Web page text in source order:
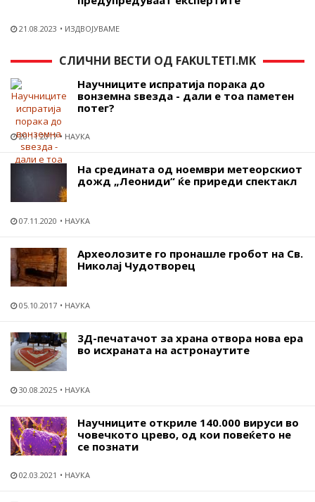
21.08.2023 ИЗДВОЈУВАМЕ
СЛИЧНИ ВЕСТИ ОД FAKULTETI.MK
Научниците испратија порака до
вонземна ѕвезда - дали е тоа паметен
потег?
20.11.2017 НАУКА
На средината од ноември метеорскиот
дожд „Леониди“ ќе приреди спектакл
07.11.2020 НАУКА
Археолозите го пронашле гробот на Св.
Николај Чудотворец
05.10.2017 НАУКА
3Д-печатачот за храна отвора нова ера
во исхраната на астронаутите
30.08.2025 НАУКА
Научниците откриле 140.000 вируси во
човечкото црево, од кои повеќето не
се познати
02.03.2021 НАУКА